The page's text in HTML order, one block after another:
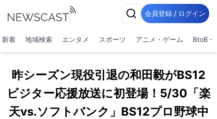
会員登録 / ログイン
新着 地域検索 エンタメ スポーツ アニメ・ゲーム BtoB・
昨シーズン現役引退の和田毅がBS12
ビジター応援放送に初登場！5/30「楽
天vs.ソフトバンク」BS12プロ野球中